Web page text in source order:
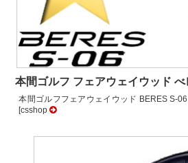
本間ゴルフ フェアウェイウッド
本間ゴルフフェアウェイウッド BERES S-
[csshop